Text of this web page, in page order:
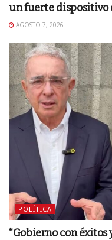
un fuerte dispositivo
AGOSTO 7, 2026
POLÍTICA
“Gobierno con éxitos